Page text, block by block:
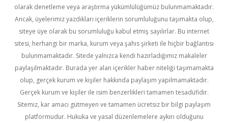
olarak denetleme veya araştırma yükümlülüğümüz bulunmamaktadır.
Ancak, üyelerimiz yazdıkları içeriklerin sorumluluğunu taşımakta olup,
siteye üye olarak bu sorumluluğu kabul etmiş sayılırlar. Bu internet
sitesi, herhangi bir marka, kurum veya şahıs şirketi ile hiçbir bağlantısı
bulunmamaktadır. Sitede yalnızca kendi hazırladığımız makaleler
paylaşılmaktadır. Burada yer alan içerikler haber niteliği taşımamakta
olup, gerçek kurum ve kişiler hakkında paylaşım yapılmamaktadır.
Gerçek kurum ve kişiler ile isim benzerlikleri tamamen tesadüfidir.
Sitemiz, kar amacı gütmeyen ve tamamen ücretsiz bir bilgi paylaşım
platformudur. Hukuka ve yasal düzenlemelere aykırı olduğunu